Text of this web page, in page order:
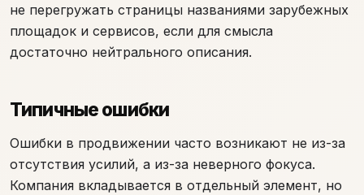
не перегружать страницы названиями зарубежных
площадок и сервисов, если для смысла
достаточно нейтрального описания.
Типичные ошибки
Ошибки в продвижении часто возникают не из-за
отсутствия усилий, а из-за неверного фокуса.
Компания вкладывается в отдельный элемент, но